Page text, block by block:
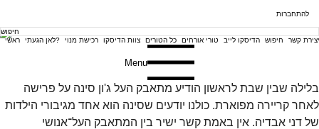
להתחברות
ראשי לאן הגעתי? רכישת מנוי צוות הדיסקו כל הטורים טורי אורחים הדיסקו לייב חיפוש יצירת קשר
Menu
בלילה שבין שבת לראשון הודיע מתאבק העל ג'ון סינה על פרישה
לאחר קריירה מפוארת. כולנו יודעים שסינה הוא אחד מגיבורי הילדות
של דני אבדיה. אין באמת קשר ישיר בין המתאבק העל־אנושי